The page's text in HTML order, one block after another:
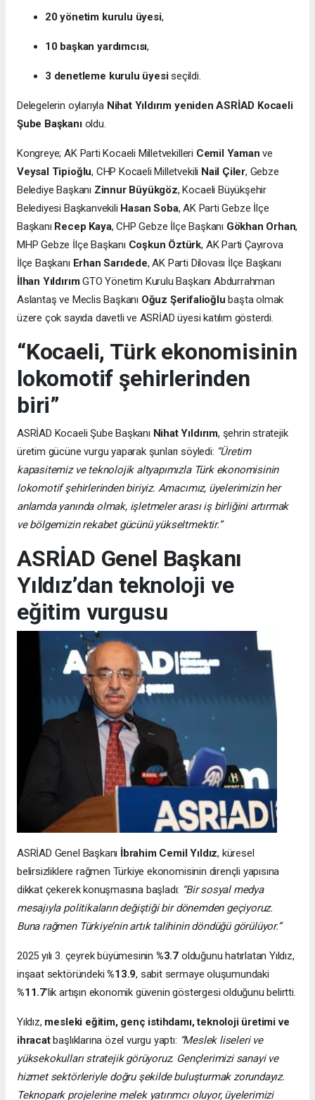
20 yönetim kurulu üyesi,
10 başkan yardımcısı,
3 denetleme kurulu üyesiseçildi.
Delegelerin oylarıyla Nihat Yıldırım yeniden ASRİAD Kocaeli
Şube Başkanıoldu.
Kongreye; AK Parti Kocaeli Milletvekilleri Cemil Yaman ve
Veysal Tipioğlu, CHP Kocaeli Milletvekili Nail Çiler, Gebze
Belediye Başkanı Zinnur Büyükgöz, Kocaeli Büyükşehir
Belediyesi Başkanvekili Hasan Soba, AK Parti Gebze İlçe
Başkanı Recep Kaya, CHP Gebze İlçe Başkanı Gökhan Orhan,
MHP Gebze İlçe Başkanı Coşkun Öztürk, AK Parti Çayırova
İlçe Başkanı Erhan Sarıdede, AK Parti Dilovası İlçe Başkanı
İlhan YıldırımGTO Yönetim Kurulu Başkanı Abdurrahman
Aslantaş ve Meclis Başkanı Oğuz Şerifalioğlu başta olmak
üzere çok sayıda davetli ve ASRİAD üyesi katılım gösterdi.
“Kocaeli, Türk ekonomisinin
lokomotif şehirlerinden
biri”
ASRİAD Kocaeli Şube Başkanı Nihat Yıldırım, şehrin stratejik
üretim gücüne vurgu yaparak şunları söyledi: “Üretim
kapasitemiz ve teknolojik altyapımızla Türk ekonomisinin
lokomotif şehirlerinden biriyiz. Amacımız, üyelerimizin her
anlamda yanında olmak, işletmeler arası iş birliğini artırmak
ve bölgemizin rekabet gücünü yükseltmektir.”
ASRİAD Genel Başkanı
Yıldız’dan teknoloji ve
eğitim vurgusu
ASRİAD Genel Başkanı İbrahim Cemil Yıldız, küresel
belirsizliklere rağmen Türkiye ekonomisinin dirençli yapısına
dikkat çekerek konuşmasına başladı: “Bir sosyal medya
mesajıyla politikaların değiştiği bir dönemden geçiyoruz.
Buna rağmen Türkiye’nin artık talihinin döndüğü görülüyor.”
2025 yılı 3. çeyrek büyümesinin %3.7 olduğunu hatırlatan Yıldız,
inşaat sektöründeki%13.9, sabit sermaye oluşumundaki
%11.7’lik artışın ekonomik güvenin göstergesi olduğunu belirtti.
Yıldız, mesleki eğitim, genç istihdamı, teknoloji üretimi ve
ihracatbaşlıklarına özel vurgu yaptı: “Meslek liseleri ve
yüksekokulları stratejik görüyoruz. Gençlerimizi sanayi ve
hizmet sektörleriyle doğru şekilde buluşturmak zorundayız.
Teknopark projelerine melek yatırımcı oluyor, üyelerimizi